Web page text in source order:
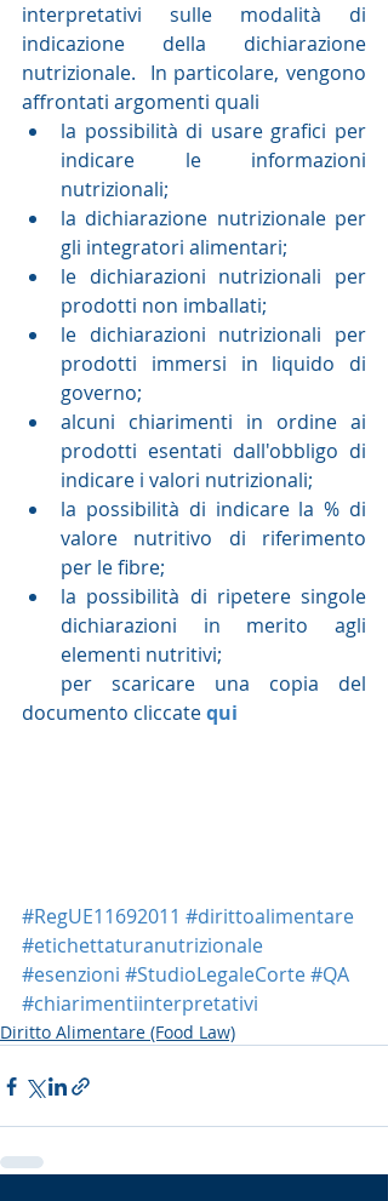
interpretativi sulle modalità di
indicazione della dichiarazione
nutrizionale.  In particolare, vengono
affrontati argomenti quali
la possibilità di usare grafici per
indicare le informazioni
nutrizionali;
la dichiarazione nutrizionale per
gli integratori alimentari;
le dichiarazioni nutrizionali per
prodotti non imballati;
le dichiarazioni nutrizionali per
prodotti immersi in liquido di
governo;
alcuni chiarimenti in ordine ai
prodotti esentati dall'obbligo di
indicare i valori nutrizionali;
la possibilità di indicare la % di
valore nutritivo di riferimento
per le fibre;
la possibilità di ripetere singole
dichiarazioni in merito agli
elementi nutritivi;
documento cliccate qui
#RegUE11692011 #dirittoalimentare
#etichettaturanutrizionale
#esenzioni #StudioLegaleCorte#QA
#chiarimentiinterpretativi
Diritto Alimentare (Food Law)